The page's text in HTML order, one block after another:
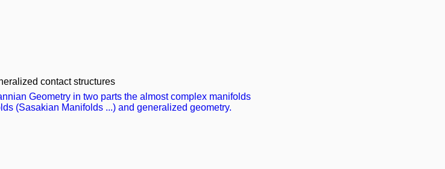
contact structures
Geometry in two parts the almost complex manifolds
(Sasakian Manifolds ...) and generalized geometry.